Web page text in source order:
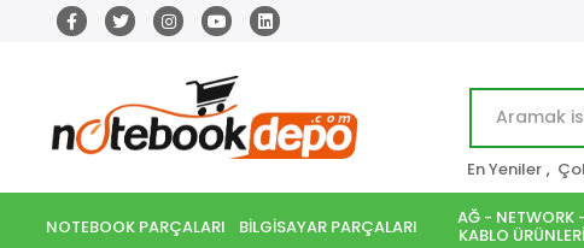
En Yeniler ,
NOTEBOOK PARÇALARI BİLGİSAYAR PARÇALARI AĞ - NETWORK -
KABLO ÜRÜNLERİ